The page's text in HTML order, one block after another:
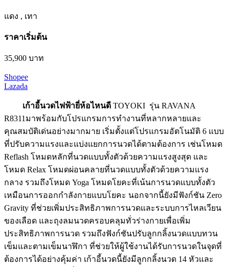
แดง , เทา
ราคาเริ่มต้น
35,900 บาท
Shopee
Lazada
เก้าอี้นวดไฟฟ้ายี่ห้อไหนดี TOYOKI รุ่น RAVANA
R8311มาพร้อมกับโปรแกรมการทำงานที่หลากหลายและ
คุณสมบัติเด่นอย่างมากมาย เริ่มตั้งแต่โปรแกรมอัตโนมัติ 6 แบบ
ที่ปรับความแรงและแบ่งแยกการนวดได้ตามต้องการ เช่นโหมด
Reflash โหมดหลักที่นวดแบบทั้งตัวด้วยความแรงสูงสุด และ
โหมด Relax โหมดผ่อนคลายที่นวดแบบทั้งตัวด้วยความแรง
กลาง รวมถึงโหมด Yoga โหมดโยคะที่เน้นการนวดแบบทั้งตัว
เหมือนการออกกำลังกายแบบโยคะ นอกจากนี้ยังมีฟังก์ชัน Zero
Gravity ที่ช่วยเพิ่มประสิทธิภาพการนวดและระบบการไหลเวียน
ของเลือด และถุงลมนวดครอบคลุมทั่วร่างกายเพื่อเพิ่ม
ประสิทธิภาพการนวด รวมถึงฟังก์ชันปรับลูกกลิ้งนวดแบบทวน
เข็มและตามเข็มนาฬิกา ที่ช่วยให้ผู้ใช้งานได้รับการนวดในจุดที่
ต้องการได้อย่างคุ้มค่า เก้าอี้นวดนี้ยังมีลูกกลิ้งนวด 14 หัวและ